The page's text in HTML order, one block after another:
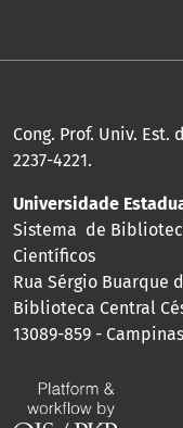
Cong. Prof. Univ. Est.
2237-4221.
Universidade
Sistema de
Científicos
Rua Sérgio Buarque
Biblioteca Central
13089-859 -